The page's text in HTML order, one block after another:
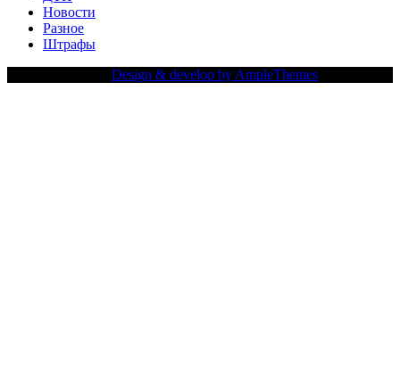
Новости
Разное
Штрафы
Design & develop by AmpleThemes